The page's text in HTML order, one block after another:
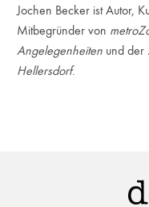
Jochen Becker ist Autor,
Mitbegründer von
Angelegenheiten und der
Hellersdorf.